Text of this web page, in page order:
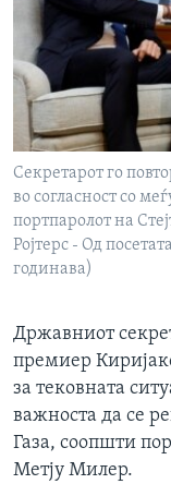
ИНТЕРВЈУА
Јазици
Секретарот го
во согласност со
портпаролот на
Ројтерс - Од
годинава)
Државниот
премиер
за тековната
важноста да се
Газа, соопшти
Метју Милер.